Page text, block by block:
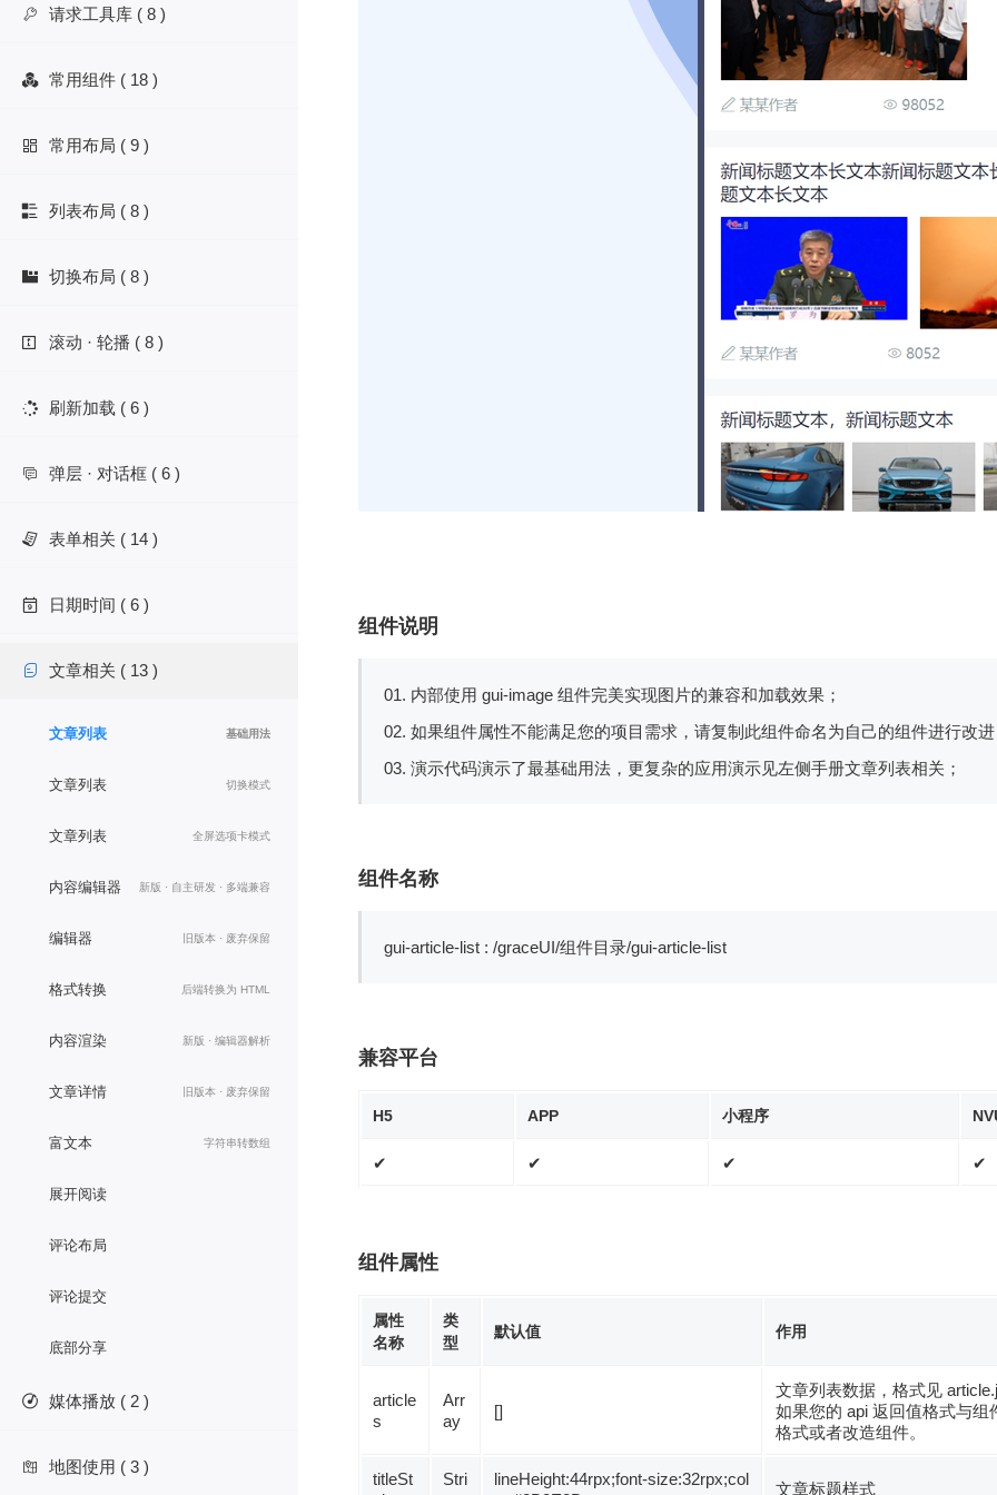
 请求工具库 ( 8 )
 常用组件 ( 18 )
 常用布局 ( 9 )
 列表布局 ( 8 )
 切换布局 ( 8 )
 滚动 · 轮播 ( 8 )
 刷新加载 ( 6 )
 弹层 · 对话框 ( 6 )
 表单相关 ( 14 )
 日期时间 ( 6 )
 文章相关 ( 13 )
文章列表 基础用法
文章列表 切换模式
文章列表 全屏选项卡模式
内容编辑器 新版 · 自主研发 · 多端兼容
编辑器 旧版本 · 废弃保留
格式转换 后端转换为 HTML
内容渲染 新版 · 编辑器解析
文章详情 旧版本 · 废弃保留
富文本 字符串转数组
展开阅读
评论布局
评论提交
底部分享
 媒体播放 ( 2 )
 地图使用 ( 3 )
组件说明
01. 内部使用 gui-image 组件完美实现图片的兼容和加载效果；
02. 如果组件属性不能满足您的项目需求，请复制此组件命名为自己的组件进行改
03. 演示代码演示了最基础用法，更复杂的应用演示见左侧手册文章列表相关；
组件名称
gui-article-list : /graceUI/组件目录/gui-article-list
兼容平台
H5 APP 小程序
✔ ✔ ✔ ✔
组件属性
属性
名称
类
型
默认值 作用
article
s
Arr
ay
[]
文章列表数据，格式见
如果您的 api 返回值格式与
格式或者改造组件。
titleSt
Stri
lineHeight:44rpx;font-size:32rpx;col
文章标题样式